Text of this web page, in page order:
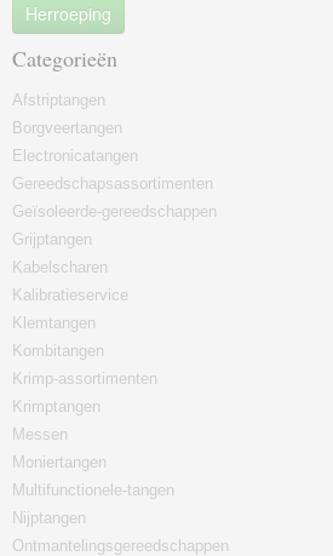
Herroeping
Categorieën
Afstriptangen
Borgveertangen
Electronicatangen
Gereedschapsassortimenten
Geïsoleerde-gereedschappen
Grijptangen
Kabelscharen
Kalibratieservice
Klemtangen
Kombitangen
Krimp-assortimenten
Krimptangen
Messen
Moniertangen
Multifunctionele-tangen
Nijptangen
Ontmantelingsgereedschappen